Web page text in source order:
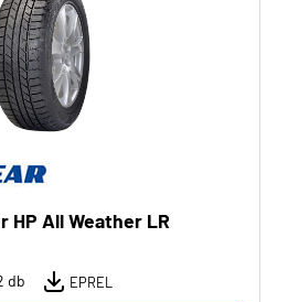
HP All Weather LR
db EPREL